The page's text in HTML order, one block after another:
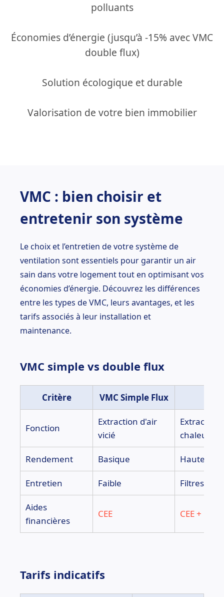
polluants
Économies d’énergie (jusqu’à -15% avec VMC
double flux)
Solution écologique et durable
Valorisation de votre bien immobilier
VMC : bien choisir et
entretenir son système
Le choix et l’entretien de votre système de
ventilation sont essentiels pour garantir un air
sain dans votre logement tout en optimisant vos
économies d’énergie. Découvrez les différences
entre les types de VMC, leurs avantages, et les
tarifs associés à leur installation et
maintenance.
VMC simple vs double flux
Critère VMC Simple Flux
Fonction
Extraction d'air
vicié
Extraction
chaleur
Rendement Basique Haute
Entretien Faible Filtres à
Aides
financières
CEE CEE +
Tarifs indicatifs